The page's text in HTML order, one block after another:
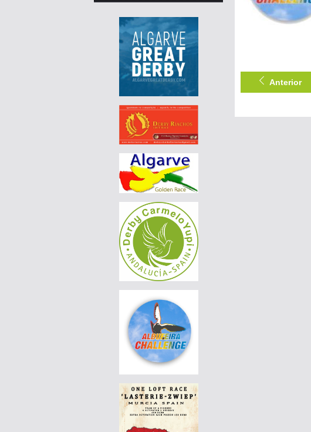
DERBY BORRACHOS 2026 - 3A
PT-6069012-26|60 EUR
DERBY BORRACHOS 2026 - 3B
PT-6297505-26|55 EUR
PT-6117017-26|55 EUR
DERBY BORRACHOS 2026 - 3B
PT-6014578-26|65 EUR
DERBY BORRACHOS 2026 - 3A
PT-6014578-26|60 EUR
DERBY BORRACHOS 2026 - 3A
PT-6014578-26|55 EUR
DERBY BORRACHOS 2026 - 3A
PT-6321101-26|65 EUR
DERBY BORRACHOS 2026 - 3A
DE-25-09521-124|70 EUR
PT-6069012-26|55 EUR
DERBY BORRACHOS 2026 - 3B
Anterior